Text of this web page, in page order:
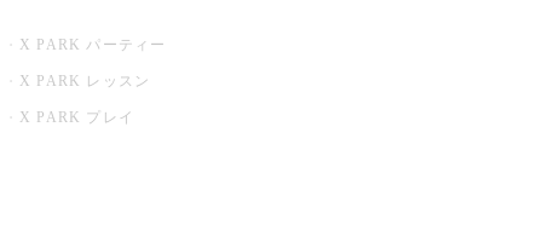
X PARK パーティー
X PARK レッスン
X PARK プレイ